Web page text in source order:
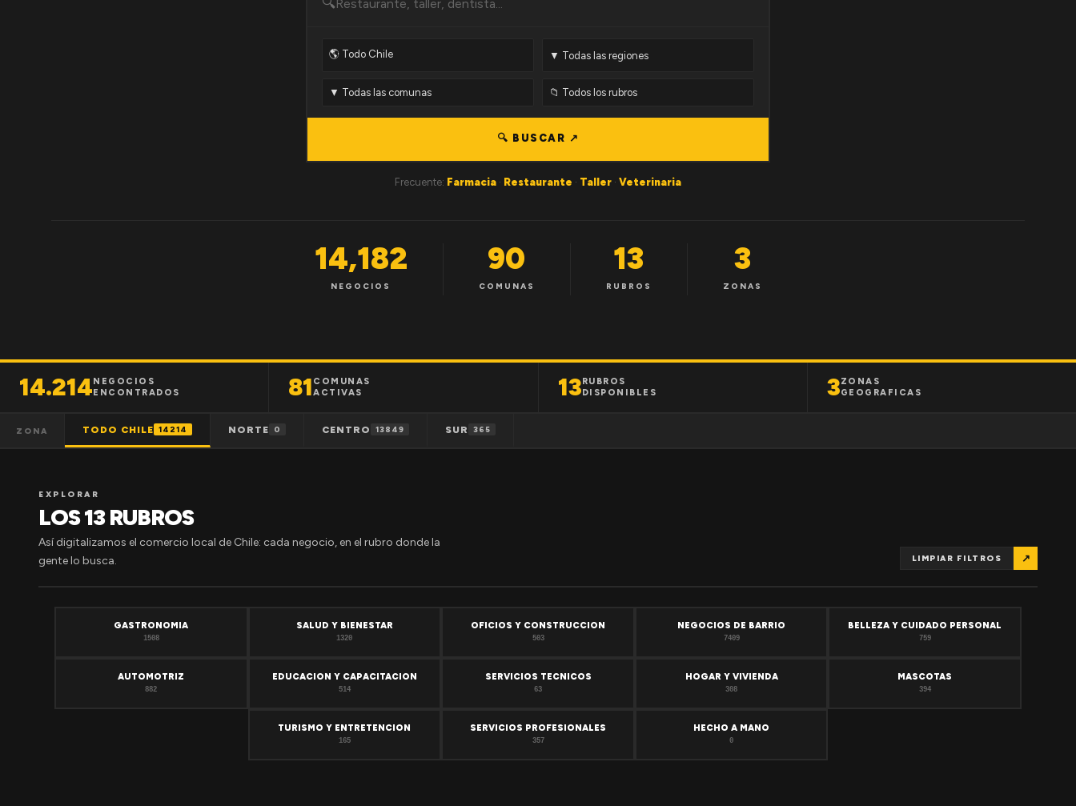
🔍 BUSCAR ↗
Frecuente: Farmacia · Restaurante · Taller · Veterinaria
14,182
NEGOCIOS
90
COMUNAS
13
RUBROS
3
ZONAS
14.214NEGOCIOS
ENCONTRADOS
81COMUNAS
ACTIVAS
13RUBROS
DISPONIBLES
3ZONAS
GEOGRAFICAS
ZONA TODO CHILE 14214 NORTE 0 CENTRO 13849 SUR 365
EXPLORAR
LOS 13 RUBROS
Así digitalizamos el comercio local de Chile: cada negocio, en el rubro donde la
gente lo busca.
LIMPIAR FILTROS ↗
GASTRONOMIA
1508
SALUD Y BIENESTAR
1320
OFICIOS Y CONSTRUCCION
503
NEGOCIOS DE BARRIO
7409
BELLEZA Y CUIDADO PERSONAL
759
AUTOMOTRIZ
882
EDUCACION Y CAPACITACION
514
SERVICIOS TECNICOS
63
HOGAR Y VIVIENDA
308
MASCOTAS
394
TURISMO Y ENTRETENCION
165
SERVICIOS PROFESIONALES
357
HECHO A MANO
0